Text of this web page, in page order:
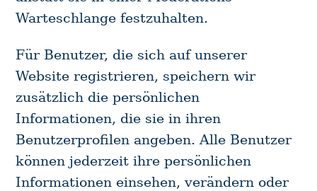
Warteschlange festzuhalten.
Für Benutzer, die sich auf unserer
Website registrieren, speichern wir
zusätzlich die persönlichen
Informationen, die sie in ihren
Benutzerprofilen angeben. Alle Benutzer
können jederzeit ihre persönlichen
Informationen einsehen, verändern oder
e
a
c
h
f
o
r